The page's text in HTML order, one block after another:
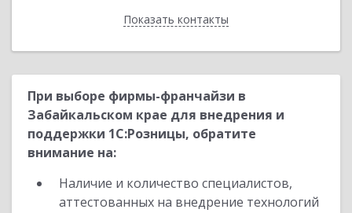
Показать контакты
Назад
При выборе фирмы-франчайзи в
Забайкальском крае для внедрения и
поддержки 1С:Розницы, обратите
внимание на:
Наличие и количество специалистов,
аттестованных на внедрение технологий